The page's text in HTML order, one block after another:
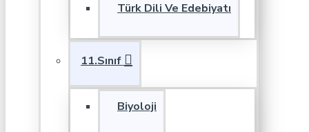
Türk Dili Ve Edebiyatı
11.Sınıf
Biyoloji